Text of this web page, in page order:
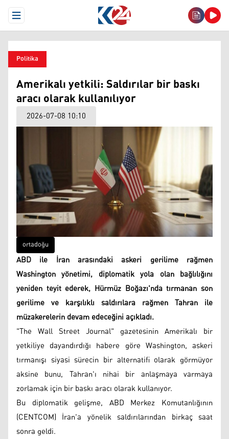
Open Menu
Politika
Amerikalı yetkili: Saldırılar bir baskı
aracı olarak kullanılıyor
2026-07-08 10:10
ortadoğu
ABD ile İran arasındaki askeri gerilime rağmen
Washington yönetimi, diplomatik yola olan bağlılığını
yeniden teyit ederek, Hürmüz Boğazı'nda tırmanan son
gerilime ve karşılıklı saldırılara rağmen Tahran ile
müzakerelerin devam edeceğini açıkladı.
"The Wall Street Journal" gazetesinin Amerikalı bir
yetkiliye dayandırdığı habere göre Washington, askeri
tırmanışı siyasi sürecin bir alternatifi olarak görmüyor
aksine bunu, Tahran'ı nihai bir anlaşmaya varmaya
zorlamak için bir baskı aracı olarak kullanıyor.
Bu diplomatik gelişme, ABD Merkez Komutanlığının
(CENTCOM) İran'a yönelik saldırılarından birkaç saat
sonra geldi.